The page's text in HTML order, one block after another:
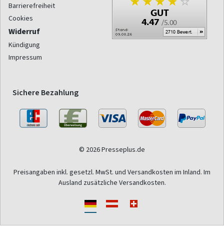
Barrierefreiheit
Cookies
Widerruf
Kündigung
Impressum
Sichere Bezahlung
© 2026 Presseplus.de
Preisangaben inkl. gesetzl. MwSt. und Versandkosten im Inland. Im
Ausland zusätzliche Versandkosten.